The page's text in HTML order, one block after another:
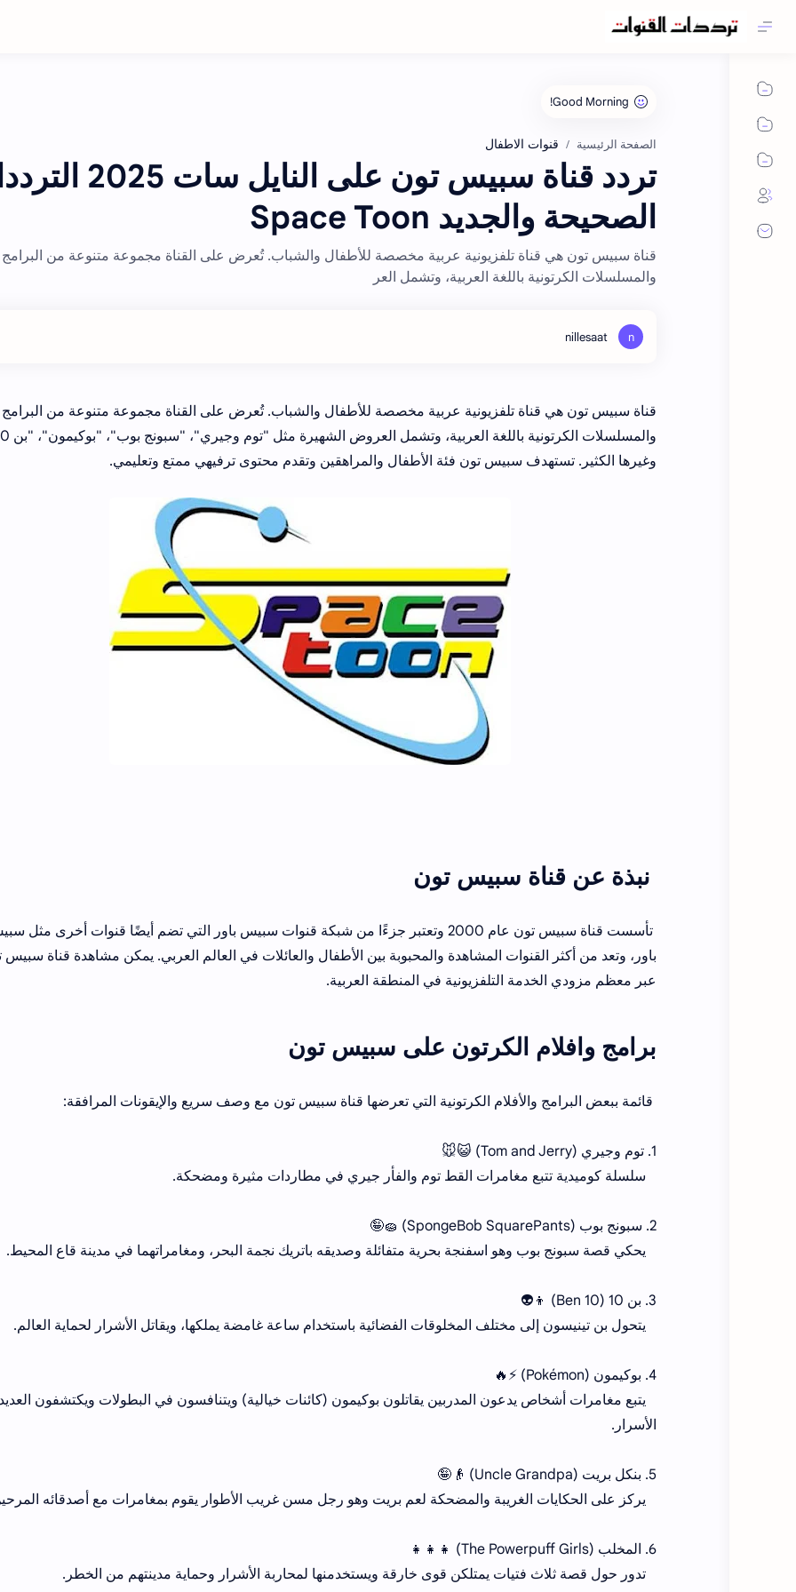
الصفحة الرئيسية قنوات الاطفال
تردد قناة سبيس تون على النايل
الصحيحة والجديد Space Toon
قناة سبيس تون هي قناة تلفزيونية عربية مخصصة للأطفال والشباب. تُعرض على القناة مجموعة متنوعة من البرامج
والمسلسلات الكرتونية باللغة العربية، وتشمل العر
قناة سبيس تون هي قناة تلفزيونية عربية مخصصة للأطفال والشباب. تُعرض على القناة مجموعة متنوعة من البرامج
وغيرها الكثير. تستهدف سبيس تون فئة الأطفال والمراهقين وتقدم محتوى ترفيهي ممتع وتعليمي.
نبذة عن قناة سبيس تون
تأسست قناة سبيس تون عام 2000 وتعتبر جزءًا من شبكة قنوات سبيس باور التي تضم أيضًا قنوات أخرى مثل
باور، وتعد من أكثر القنوات المشاهدة والمحبوبة بين الأطفال والعائلات في العالم العربي. يمكن مشاهدة قناة سبيس
عبر معظم مزودي الخدمة التلفزيونية في المنطقة العربية.
برامج وافلام الكرتون على سبيس تون
قائمة ببعض البرامج والأفلام الكرتونية التي تعرضها قناة سبيس تون مع وصف سريع والإيقونات المرافقة:
1. توم وجيري (Tom and Jerry) 😺🐭
سلسلة كوميدية تتبع مغامرات القط توم والفأر جيري في مطاردات مثيرة ومضحكة.
2. سبونج بوب (SpongeBob SquarePants) 🧽🤪
يحكي قصة سبونج بوب وهو اسفنجة بحرية متفائلة وصديقه باتريك نجمة البحر، ومغامراتهما في مدينة قاع المحيط.
3. بن 10 (Ben 10) 👦👽
يتحول بن تينيسون إلى مختلف المخلوقات الفضائية باستخدام ساعة غامضة يملكها، ويقاتل الأشرار لحماية العالم.
4. بوكيمون (Pokémon) ⚡️🔥
يتبع مغامرات أشخاص يدعون المدربين يقاتلون بوكيمون (كائنات خيالية) ويتنافسون في البطولات ويكتشفون
الأسرار.
5. بنكل بريت (Uncle Grandpa) 👴🤪
يركز على الحكايات الغريبة والمضحكة لعم بريت وهو رجل مسن غريب الأطوار يقوم بمغامرات مع أصدقائه
6. المخلب (The Powerpuff Girls) 👧👧👧
تدور حول قصة ثلاث فتيات يمتلكن قوى خارقة ويستخدمنها لمحاربة الأشرار وحماية مدينتهم من الخطر.